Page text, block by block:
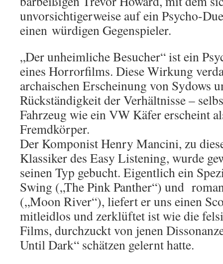
unvorsichtigerweise auf ein Psycho-
einen würdigen Gegenspieler.
„Der unheimliche Besucher“ ist ein
eines Horrorfilms. Diese Wirkung
archaischen Erscheinung von Sydows
Rückständigkeit der Verhältnisse –
Fahrzeug wie ein VW Käfer erscheint
Fremdkörper.
Der Komponist Henry Mancini, zu
Klassiker des Easy Listening, wurde
seinen Typ gebucht. Eigentlich ein
Swing („The Pink Panther“) und
(„Moon River“), liefert er uns einen
mitleidlos und zerklüftet ist wie die
Films, durchzuckt von jenen
Until Dark“ schätzen gelernt hatte.